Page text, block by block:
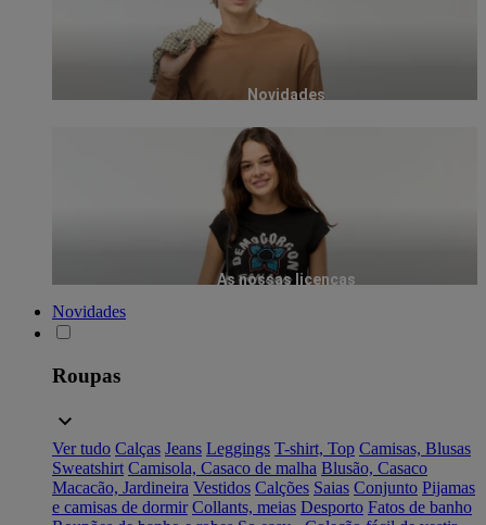
Novidades
As nossas licenças
Novidades
Roupas
Ver tudo Calças Jeans Leggings T-shirt, Top Camisas, Blusas
Sweatshirt Camisola, Casaco de malha Blusão, Casaco
Macacão, Jardineira Vestidos Calções Saias Conjunto Pijamas
e camisas de dormir Collants, meias Desporto Fatos de banho